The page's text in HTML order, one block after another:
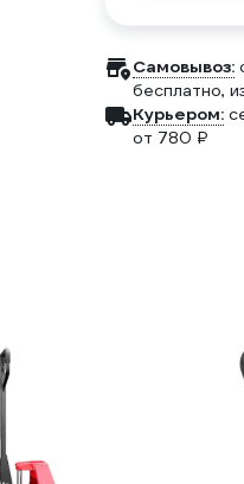
Самовывоз:
бесплатно,
Курьером:
от 780 ₽